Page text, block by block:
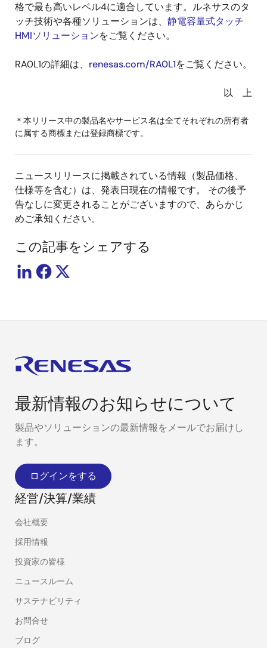
格で最も高いレベル4に適合しています。ルネサスのタ
ッチ技術や各種ソリューションは、 静電容量式タッチ
HMIソリューションをご覧ください。
RA0L1の詳細は、 renesas.com/RA0L1をご覧ください。
以 上
＊本リリース中の製品名やサービス名は全てそれぞれの所有者
に属する商標または登録商標です。
ニュースリリースに掲載されている情報（製品価格、
仕様等を含む）は、発表日現在の情報です。 その後予
告なしに変更されることがございますので、あらかじ
めご承知ください。
この記事をシェアする
最新情報のお知らせについて
製品やソリューションの最新情報をメールでお届けし
ます。
ログインをする
経営/決算/業績
会社概要
採用情報
投資家の皆様
ニュースルーム
サステナビリティ
お問合せ
ブログ